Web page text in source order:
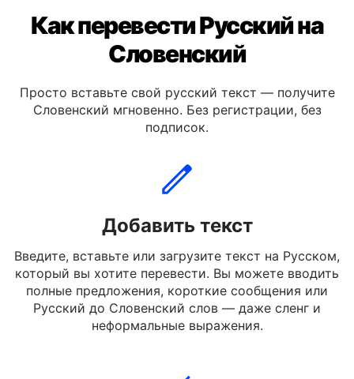
Как перевести Русский на
Словенский
Просто вставьте свой русский текст — получите
подписок.
Добавить текст
Введите, вставьте или загрузите текст на Русском,
который вы хотите перевести. Вы можете вводить
полные предложения, короткие сообщения или